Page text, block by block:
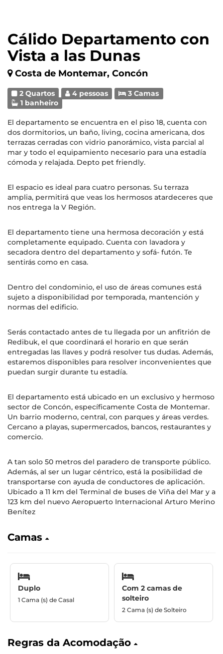
Cálido Departamento con
Vista a las Dunas
Costa de Montemar, Concón
2 Quartos 4 pessoas
3 Camas
1 banheiro
El departamento se encuentra en el piso 18, cuenta con
dos dormitorios, un baño, living, cocina americana, dos
terrazas cerradas con vidrio panorámico, vista parcial al
mar y todo el equipamiento necesario para una estadía
cómoda y relajada. Depto pet friendly.
El espacio es ideal para cuatro personas. Su terraza
amplia, permitirá que veas los hermosos atardeceres que
nos entrega la V Región.
El departamento tiene una hermosa decoración y está
completamente equipado. Cuenta con lavadora y
secadora dentro del departamento y sofá- futón. Te
sentirás como en casa.
Dentro del condominio, el uso de áreas comunes está
sujeto a disponibilidad por temporada, mantención y
normas del edificio.
Serás contactado antes de tu llegada por un anfitrión de
Redibuk, el que coordinará el horario en que serán
entregadas las llaves y podrá resolver tus dudas. Además,
estaremos disponibles para resolver inconvenientes que
puedan surgir durante tu estadía.
El departamento está ubicado en un exclusivo y hermoso
sector de Concón, específicamente Costa de Montemar.
Un barrio moderno, central, con parques y áreas verdes.
Cercano a playas, supermercados, bancos, restaurantes y
comercio.
A tan solo 50 metros del paradero de transporte público.
Además, al ser un lugar céntrico, está la posibilidad de
transportarse con ayuda de conductores de aplicación.
Ubicado a 11 km del Terminal de buses de Viña del Mar y a
123 km del nuevo Aeropuerto Internacional Arturo Merino
Benítez
Camas
Duplo
1 Cama (s) de Casal
Com 2 camas de
solteiro
2 Cama (s) de Solteiro
Regras da Acomodação